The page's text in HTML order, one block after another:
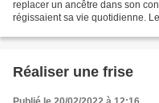
replacer un ancêtre dans son
régissaient sa vie quotidienne.
Réaliser une frise